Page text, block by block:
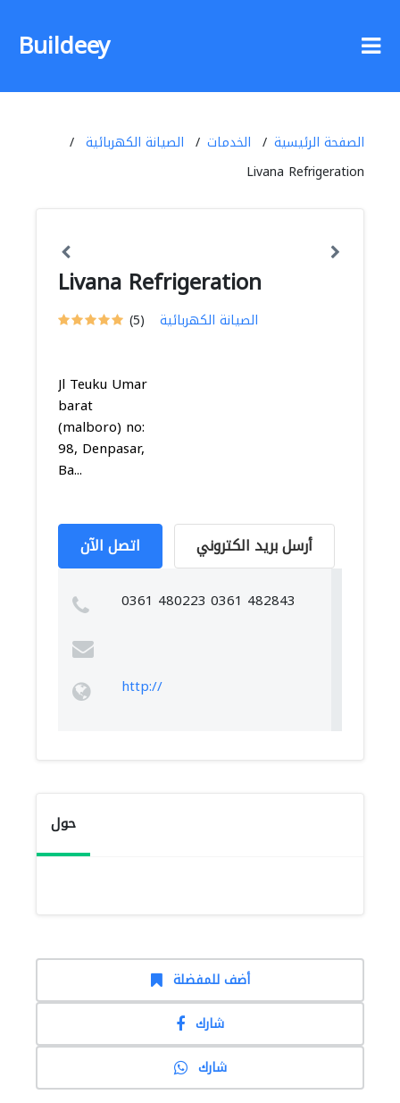
Buildeey
الصفحة الرئيسية الخدمات
الصيانة الكهربائية
Livana Refrigeration
Livana Refrigeration
(5) الصيانة الكهربائية
Jl Teuku Umar
barat
(malboro) no:
98, Denpasar,
Ba...
اتصل الآن أرسل بريد الكتروني
0361 480223 0361 482843
http://
حول
أضف للمفضلة
شارك
شارك